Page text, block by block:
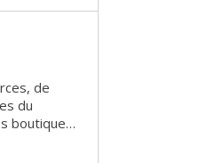
de
boutiques
pour votre